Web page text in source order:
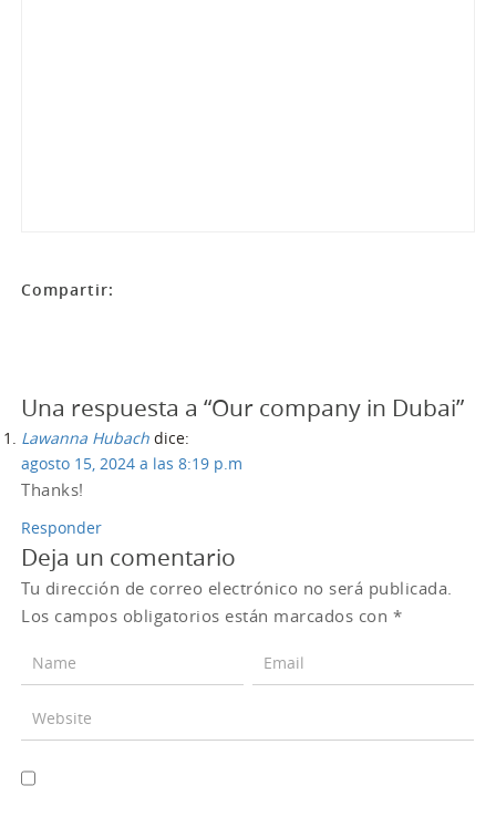
Compartir:
Una respuesta a “Our company in Dubai”
Lawanna Hubach dice:
agosto 15, 2024 a las 8:19 p.m
Thanks!
Responder
Deja un comentario
Tu dirección de correo electrónico no será publicada.
Los campos obligatorios están marcados con *